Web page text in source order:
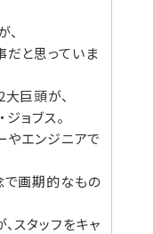
と思っていま
巨頭が、
ョブス。
やエンジニアで
で画期的なもの
スタッフをキャ